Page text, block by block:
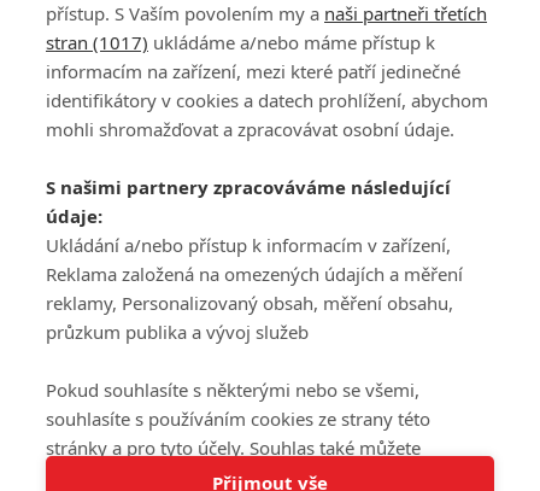
Tato stránka používá soubory cookies.
PŘIHLÁSIT
REGISTROVAT
DISKUZE
Šéfredaktorkou webu jePetr Slavík, e-mailserialy@fandimefilmu.cz
Máte-li zájem o inzerci na našem webu napište nám na e-mail
studio@koncal.com
Ochrana osobních údajů|Zásady používání cookies |Pravidla webu
Upravit nastavení soukromí
přístup. S Vaším povolením my a naši partneři třetích
stran (1017) ukládáme a/nebo máme přístup k
informacím na zařízení, mezi které patří jedinečné
identifikátory v cookies a datech prohlížení, abychom
mohli shromažďovat a zpracovávat osobní údaje.
S našimi partnery zpracováváme následující
údaje:
Ukládání a/nebo přístup k informacím v zařízení,
Reklama založená na omezených údajích a měření
reklamy, Personalizovaný obsah, měření obsahu,
průzkum publika a vývoj služeb
Pokud souhlasíte s některými nebo se všemi,
souhlasíte s používáním cookies ze strany této
stránky a pro tyto účely. Souhlas také můžete
odmítnout, ale v takovém případě vám na stránce
Přijmout vše